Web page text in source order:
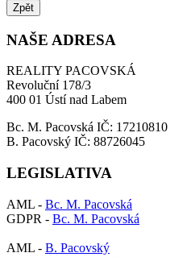
Zpět
NAŠE ADRESA
REALITY PACOVSKÁ
Revoluční 178/3
400 01 Ústí nad Labem
Bc. M. Pacovská IČ: 17210810
B. Pacovský IČ: 88726045
LEGISLATIVA
AML - Bc. M. Pacovská
GDPR - Bc. M. Pacovská
AML - B. Pacovský